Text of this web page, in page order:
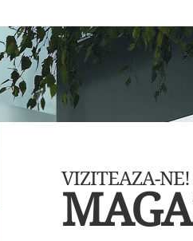
VIZITEAZA-NE!